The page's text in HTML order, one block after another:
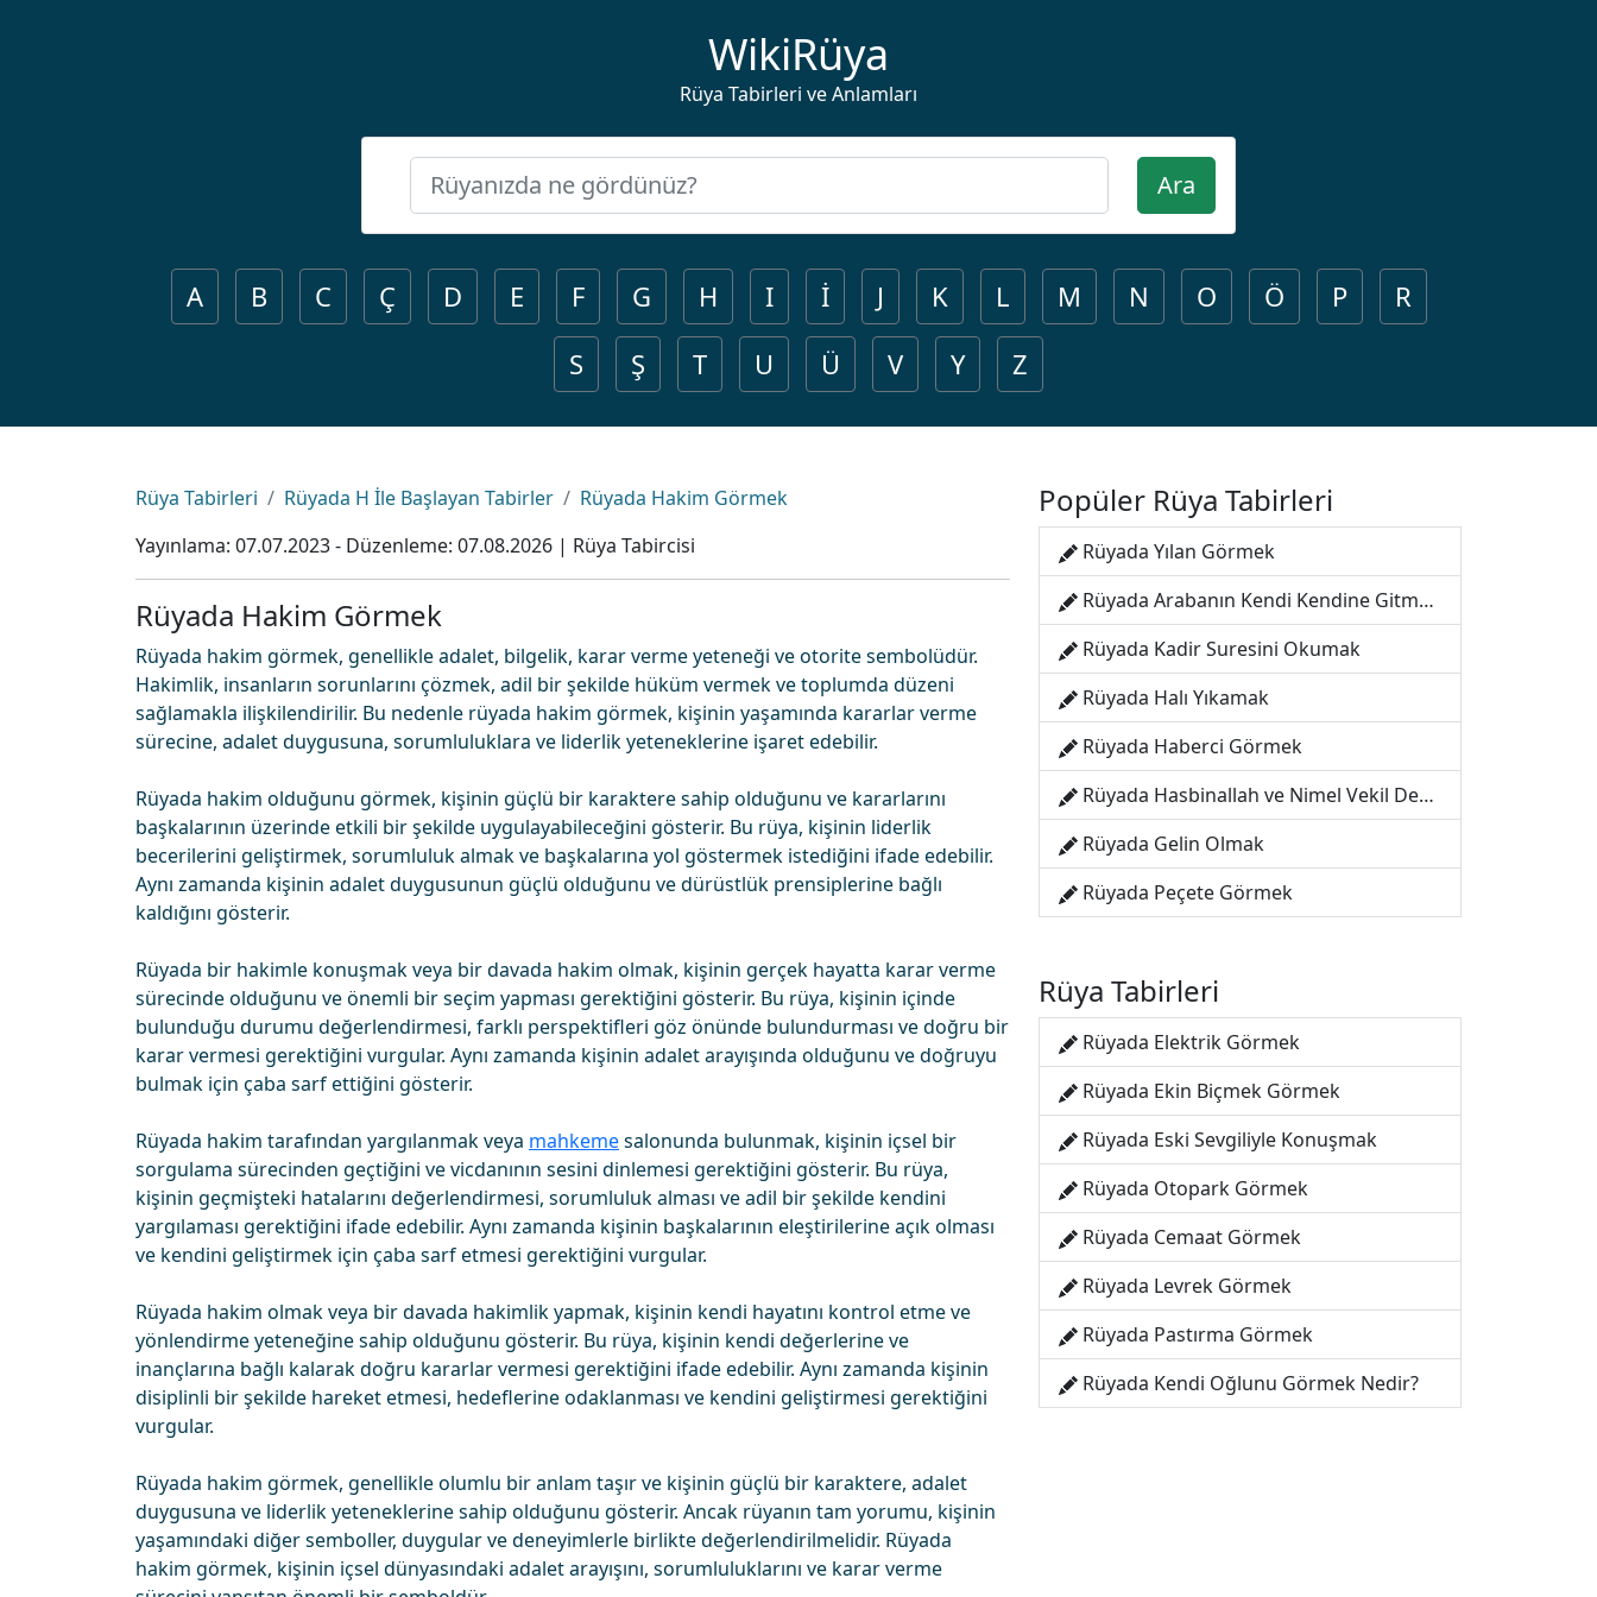
WikiRüya
Rüya Tabirleri ve Anlamları
Ara
A B C Ç D E F G H I İ J K L M N O Ö P
R
S
Ş T U Ü V Y Z
Rüya Tabirleri Rüyada H İle Başlayan Tabirler
Rüyada Hakim Görmek
Yayınlama: 07.07.2023- Düzenleme: 07.08.2026 | Rüya Tabircisi
Rüyada Hakim Görmek
Rüyada hakim görmek, genellikle adalet, bilgelik, karar verme yeteneği ve otorite sembolüdür.
Hakimlik, insanların sorunlarını çözmek, adil bir şekilde hüküm vermek ve toplumda düzeni
sağlamakla ilişkilendirilir. Bu nedenle rüyada hakim görmek, kişinin yaşamında kararlar verme
sürecine, adalet duygusuna, sorumluluklara ve liderlik yeteneklerine işaret edebilir.
Rüyada hakim olduğunu görmek, kişinin güçlü bir karaktere sahip olduğunu ve kararlarını
başkalarının üzerinde etkili bir şekilde uygulayabileceğini gösterir. Bu rüya, kişinin liderlik
becerilerini geliştirmek, sorumluluk almak ve başkalarına yol göstermek istediğini ifade edebilir.
Aynı zamanda kişinin adalet duygusunun güçlü olduğunu ve dürüstlük prensiplerine bağlı
kaldığını gösterir.
Rüyada bir hakimle konuşmak veya bir davada hakim olmak, kişinin gerçek hayatta karar verme
sürecinde olduğunu ve önemli bir seçim yapması gerektiğini gösterir. Bu rüya, kişinin içinde
bulunduğu durumu değerlendirmesi, farklı perspektifleri göz önünde bulundurması ve doğru bir
karar vermesi gerektiğini vurgular. Aynı zamanda kişinin adalet arayışında olduğunu ve doğruyu
bulmak için çaba sarf ettiğini gösterir.
Rüyada hakim tarafından yargılanmak veya mahkemesalonunda bulunmak, kişinin içsel bir
sorgulama sürecinden geçtiğini ve vicdanının sesini dinlemesi gerektiğini gösterir. Bu rüya,
kişinin geçmişteki hatalarını değerlendirmesi, sorumluluk alması ve adil bir şekilde kendini
yargılaması gerektiğini ifade edebilir. Aynı zamanda kişinin başkalarının eleştirilerine açık olması
ve kendini geliştirmek için çaba sarf etmesi gerektiğini vurgular.
Rüyada hakim olmak veya bir davada hakimlik yapmak, kişinin kendi hayatını kontrol etme ve
yönlendirme yeteneğine sahip olduğunu gösterir. Bu rüya, kişinin kendi değerlerine ve
inançlarına bağlı kalarak doğru kararlar vermesi gerektiğini ifade edebilir. Aynı zamanda kişinin
disiplinli bir şekilde hareket etmesi, hedeflerine odaklanması ve kendini geliştirmesi gerektiğini
vurgular.
Rüyada hakim görmek, genellikle olumlu bir anlam taşır ve kişinin güçlü bir karaktere, adalet
duygusuna ve liderlik yeteneklerine sahip olduğunu gösterir. Ancak rüyanın tam yorumu, kişinin
yaşamındaki diğer semboller, duygular ve deneyimlerle birlikte değerlendirilmelidir. Rüyada
hakim görmek, kişinin içsel dünyasındaki adalet arayışını, sorumluluklarını ve karar verme
Popüler Rüya Tabirleri
Rüyada Yılan Görmek
Rüyada Arabanın Kendi Kendine Gitmesi
Rüyada Kadir Suresini Okumak
Rüyada Halı Yıkamak
Rüyada Haberci Görmek
Rüyada Hasbinallah ve Nimel Vekil Demek
Rüyada Gelin Olmak
Rüyada Peçete Görmek
Rüya Tabirleri
Rüyada Elektrik Görmek
Rüyada Ekin Biçmek Görmek
Rüyada Eski Sevgiliyle Konuşmak
Rüyada Otopark Görmek
Rüyada Cemaat Görmek
Rüyada Levrek Görmek
Rüyada Pastırma Görmek
Rüyada Kendi Oğlunu Görmek Nedir?